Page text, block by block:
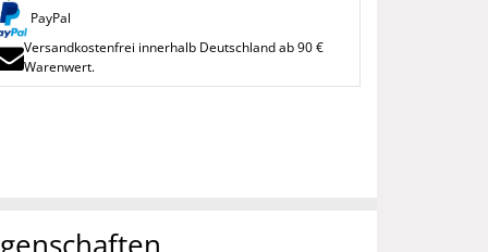
PayPal
Versandkostenfrei innerhalb Deutschland ab 90 €
Warenwert.